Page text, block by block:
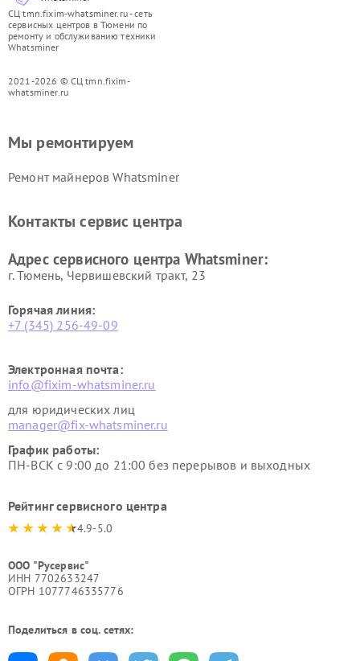
СЦ tmn.fixim-whatsminer.ru - сеть
сервисных центров в Тюмени по
ремонту и обслуживанию техники
Whatsminer
2021-2026 © СЦ tmn.fixim-
whatsminer.ru
Мы ремонтируем
Ремонт майнеров Whatsminer
Контакты сервис центра
Адрес сервисного центра Whatsminer:
г. Тюмень, ​Червишевский тракт, 23
Горячая линия:
+7 (345) 256-49-09
Электронная почта:
info@fixim-whatsminer.ru
для юридических лиц
manager@fix-whatsminer.ru
График работы:
ПН-ВСК с 9:00 до 21:00 без перерывов и выходных
Рейтинг сервисного центра
4.9-5.0
ООО "Русервис"
ИНН 7702633247
ОГРН 1077746335776
Поделиться в соц. сетях: